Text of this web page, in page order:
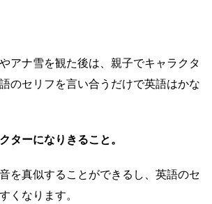
アナ雪を観た後は、親子でキャラクタ
のセリフを言い合うだけで英語はかな
ターになりきること。
を真似することができるし、英語のセ
くなります。